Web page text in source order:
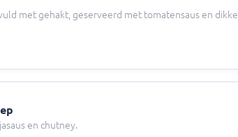
met gehakt, geserveerd met tomatensaus en dikke
en chutney.